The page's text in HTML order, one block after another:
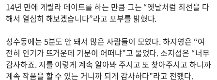
14년 만에 게릴라 데이트를 하는 만큼 그는 “옛날처럼 최선을 다
해서 열심히 해보겠습니다”라고 포부를 밝혔다.
성수동에는 5분도 안 돼서 많은 사람들이 모였다. 하지영은 “여
전히 인기가 뜨거운데 기분이 어떠냐”고 물었다. 소지섭은 “너무
감사하죠. 저를 이렇게 계속 알아봐 주시고 또 찾아주시고 하니까
계속 작품을 할 수 있는 거니까 되게 감사하다”라고 전했다.